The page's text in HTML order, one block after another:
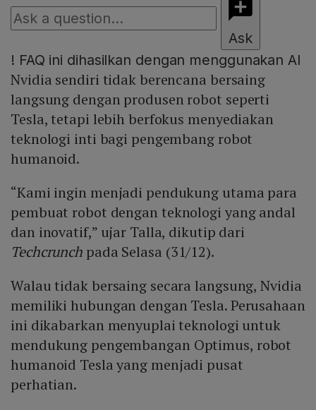
Ask
! FAQ ini dihasilkan dengan menggunakan AI
Nvidia sendiri tidak berencana bersaing
langsung dengan produsen robot seperti
Tesla, tetapi lebih berfokus menyediakan
teknologi inti bagi pengembang robot
humanoid.
“Kami ingin menjadi pendukung utama para
pembuat robot dengan teknologi yang andal
dan inovatif,” ujar Talla, dikutip dari
Techcrunch pada Selasa (31/12).
Walau tidak bersaing secara langsung, Nvidia
memiliki hubungan dengan Tesla. Perusahaan
ini dikabarkan menyuplai teknologi untuk
mendukung pengembangan Optimus, robot
humanoid Tesla yang menjadi pusat
perhatian.